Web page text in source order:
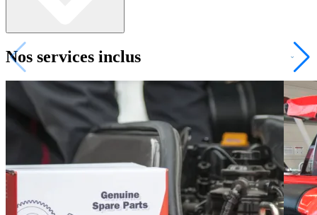
Nos services inclus